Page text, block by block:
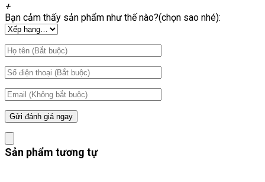
+
Bạn cảm thấy sản phẩm như thế nào?(chọn sao nhé):
Sản phẩm tương tự